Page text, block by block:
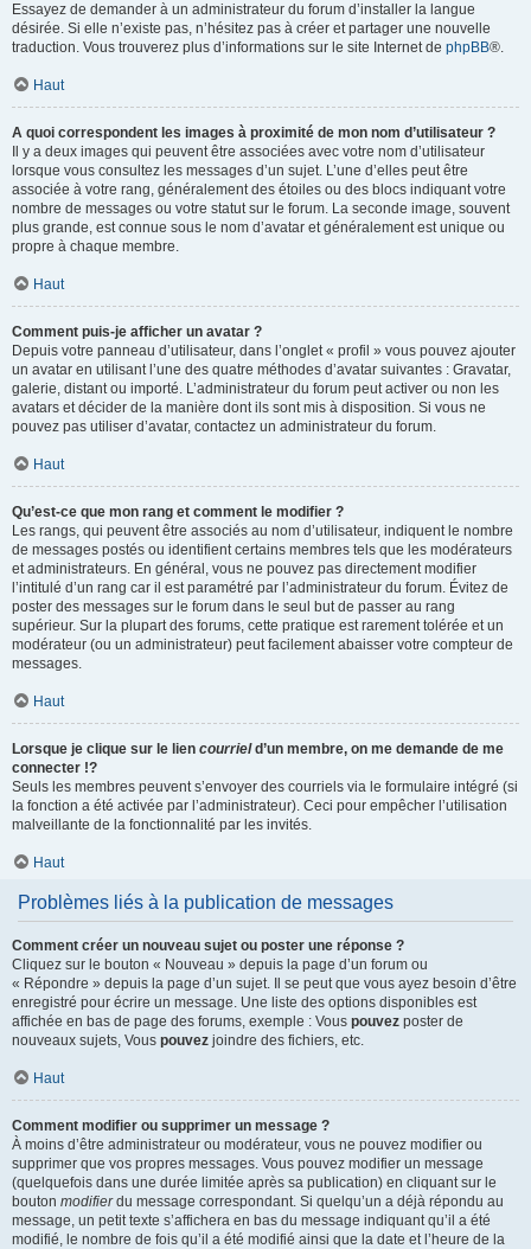
Essayez de demander à un administrateur du forum d’installer la langue
désirée. Si elle n’existe pas, n’hésitez pas à créer et partager une nouvelle
traduction. Vous trouverez plus d’informations sur le site Internet de phpBB®.
Haut
A quoi correspondent les images à proximité de mon nom d’utilisateur ?
Il y a deux images qui peuvent être associées avec votre nom d’utilisateur
lorsque vous consultez les messages d’un sujet. L’une d’elles peut être
associée à votre rang, généralement des étoiles ou des blocs indiquant votre
nombre de messages ou votre statut sur le forum. La seconde image, souvent
plus grande, est connue sous le nom d’avatar et généralement est unique ou
propre à chaque membre.
Haut
Comment puis-je afficher un avatar ?
Depuis votre panneau d’utilisateur, dans l’onglet « profil » vous pouvez ajouter
un avatar en utilisant l’une des quatre méthodes d’avatar suivantes : Gravatar,
galerie, distant ou importé. L’administrateur du forum peut activer ou non les
avatars et décider de la manière dont ils sont mis à disposition. Si vous ne
pouvez pas utiliser d’avatar, contactez un administrateur du forum.
Haut
Qu’est-ce que mon rang et comment le modifier ?
Les rangs, qui peuvent être associés au nom d’utilisateur, indiquent le nombre
de messages postés ou identifient certains membres tels que les modérateurs
et administrateurs. En général, vous ne pouvez pas directement modifier
l’intitulé d’un rang car il est paramétré par l’administrateur du forum. Évitez de
poster des messages sur le forum dans le seul but de passer au rang
supérieur. Sur la plupart des forums, cette pratique est rarement tolérée et un
modérateur (ou un administrateur) peut facilement abaisser votre compteur de
messages.
Haut
Lorsque je clique sur le lien courrield’un membre, on me demande de me
connecter !?
Seuls les membres peuvent s’envoyer des courriels via le formulaire intégré (si
la fonction a été activée par l’administrateur). Ceci pour empêcher l’utilisation
malveillante de la fonctionnalité par les invités.
Haut
Problèmes liés à la publication de messages
Comment créer un nouveau sujet ou poster une réponse ?
Cliquez sur le bouton « Nouveau » depuis la page d’un forum ou
« Répondre » depuis la page d’un sujet. Il se peut que vous ayez besoin d’être
enregistré pour écrire un message. Une liste des options disponibles est
affichée en bas de page des forums, exemple : Vous pouvez poster de
nouveaux sujets, Vous pouvez joindre des fichiers, etc.
Haut
Comment modifier ou supprimer un message ?
À moins d’être administrateur ou modérateur, vous ne pouvez modifier ou
supprimer que vos propres messages. Vous pouvez modifier un message
(quelquefois dans une durée limitée après sa publication) en cliquant sur le
bouton modifierdu message correspondant. Si quelqu’un a déjà répondu au
message, un petit texte s’affichera en bas du message indiquant qu’il a été
modifié, le nombre de fois qu’il a été modifié ainsi que la date et l’heure de la